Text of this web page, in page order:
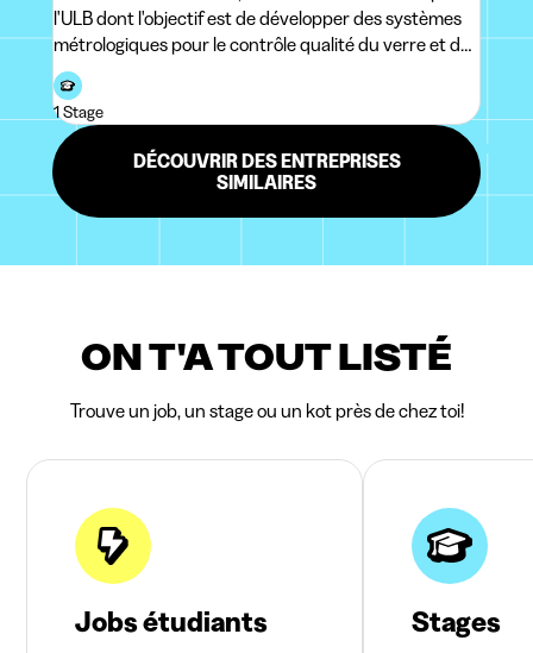
l'ULB dont l'objectif est de développer des systèmes
métrologiques pour le contrôle qualité du verre et des
plastiques pour les industries automobile et
aéronautique. Les technologies Snellium se
concentrent principalement sur la mesure de la cour
1 Stage
DÉCOUVRIR DES ENTREPRISES
SIMILAIRES
ON T'A TOUT LISTÉ
Trouve un job, un stage ou un kot près de chez toi!
Jobs étudiants Stages